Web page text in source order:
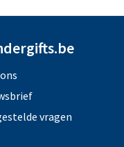
vragen